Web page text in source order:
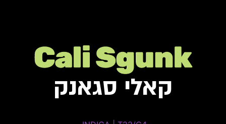
קאלי סגאנק
California Skunk